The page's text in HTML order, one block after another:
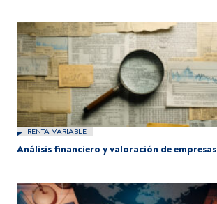
RENTA VARIABLE
Análisis financiero y valoración de empresas